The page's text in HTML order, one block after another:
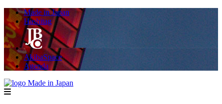
Made in Japan
Hashitag
AkibaSpace
Agenda
menu